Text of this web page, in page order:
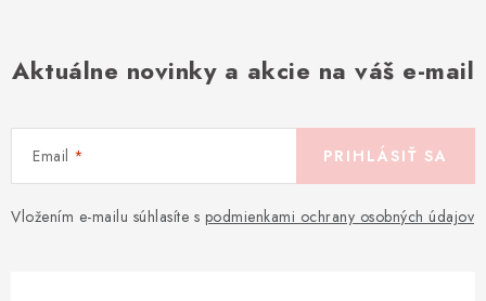
Aktuálne novinky a akcie na váš e-mail
Email
Vložením e-mailu súhlasíte s podmienkami ochrany osobných údajov
PRIHLÁSIŤ SA